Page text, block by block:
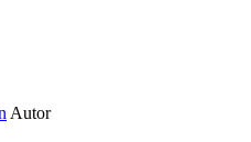
Autor